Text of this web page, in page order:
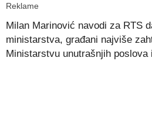
Reklame
Milan Marinović navodi za RTS
ministarstva, građani najviše
Ministarstvu unutrašnjih